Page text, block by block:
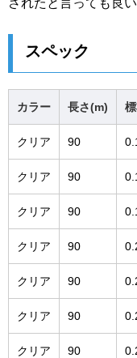
されたと言っても良
スペック
カラー 長さ(m)
クリア 90
クリア 90
クリア 90
クリア 90
クリア 90
クリア 90
クリア 90